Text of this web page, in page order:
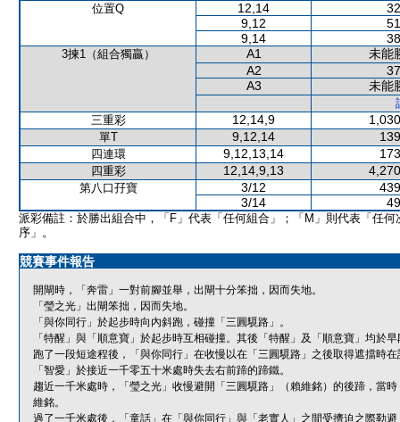
位置Q 12,14
9,12
9,14
3揀1（組合獨贏） A1
未能
A2
A3
未能
三重彩
12,14,9
單T 9,12,14
四連環 9,12,13,14
四重彩 12,14,9,13
第八口孖寶 3/12
3/14
派彩備註：於勝出組合中，「F」代表「任何組合」；「M」則代表「任何
序」。
競賽事件報告
開閘時，「奔雷」一對前腳並舉，出閘十分笨拙，因而失地。
「瑩之光」出閘笨拙，因而失地。
「與你同行」於起步時向內斜跑，碰撞「三圓䮭路」。
「特醒」與「順意寶」於起步時互相碰撞。其後「特醒」及「順意寶」均於
跑了一段短途程後，「與你同行」在收慢以在「三圓䮭路」之後取得遮擋時
「智愛」於接近一千零五十米處時失去右前蹄的蹄鐵。
趨近一千米處時，「瑩之光」收慢避開「三圓䮭路」（賴維銘）的後蹄，當
維銘。
過了一千米處後，「童話」在「與你同行」與「老實人」之間受擠迫之際勒